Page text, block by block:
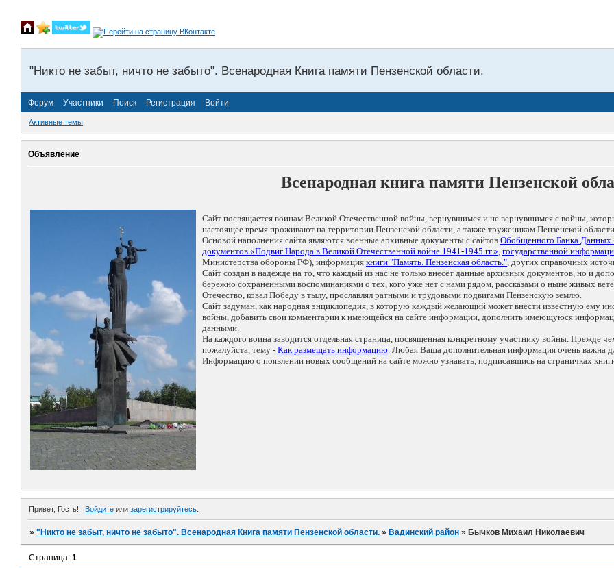
"Никто не забыт, ничто не забыто". Всенародная Книга памяти Пензенской области.
Форум Участники Поиск Регистрация Войти
Активные темы
Объявление
Всенародная книга памяти Пензенской
Сайт посвящается воинам Великой Отечественной войны, вернувшимся и не вернувшимся с войны,
настоящее время проживают на территории Пензенской области, а также труженикам Пензенской
Основой наполнения сайта являются военные архивные документы с сайтов Обобщенного Банка
документов «Подвиг Народа в Великой Отечественной войне 1941-1945 гг.», государственной
Министерства обороны РФ), информация книги "Память. Пензенская область.", других справочных
Сайт создан в надежде на то, что каждый из нас не только внесёт данные архивных документов, но и
бережно сохраненными воспоминаниями о тех, кого уже нет с нами рядом, рассказами о ныне живых
Отечество, ковал Победу в тылу, прославлял ратными и трудовыми подвигами Пензенскую землю.
Сайт задуман, как народная энциклопедия, в которую каждый желающий может внести известную ему
войны, добавить свои комментарии к имеющейся на сайте информации, дополнить имеющуюся
данными.
На каждого воина заводится отдельная страница, посвященная конкретному участнику войны. Прежде
пожалуйста, тему - Как размещать информацию. Любая Ваша дополнительная информация очень важна
Информацию о появлении новых сообщений на сайте можно узнавать, подписавшись на страничках
Привет, Гость! Войдитеили зарегистрируйтесь.
»"Никто не забыт, ничто не забыто". Всенародная Книга памяти Пензенской области. » Вадинский район » Бычков Михаил Николаевич
Страница:1